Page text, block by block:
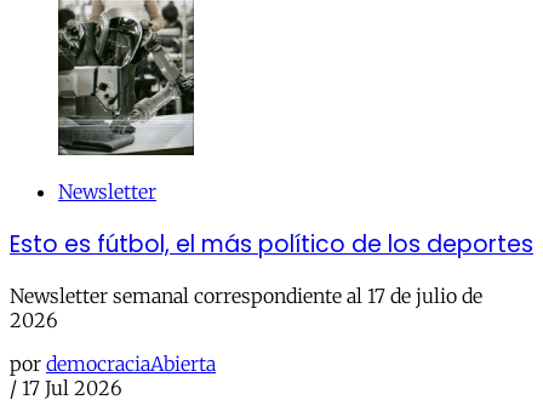
Newsletter
Esto es fútbol, el más político de los deportes
Newsletter semanal correspondiente al 17 de julio de
2026
por democraciaAbierta
/ 17 Jul 2026